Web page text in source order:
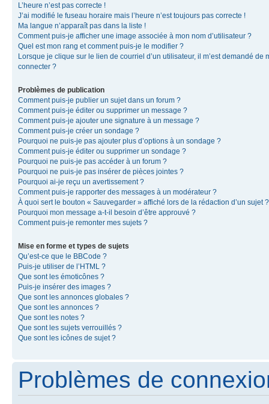
L’heure n’est pas correcte !
J’ai modifié le fuseau horaire mais l’heure n’est toujours pas correcte !
Ma langue n’apparaît pas dans la liste !
Comment puis-je afficher une image associée à mon nom d’utilisateur ?
Quel est mon rang et comment puis-je le modifier ?
Lorsque je clique sur le lien de courriel d’un utilisateur, il m’est demandé de
connecter ?
Problèmes de publication
Comment puis-je publier un sujet dans un forum ?
Comment puis-je éditer ou supprimer un message ?
Comment puis-je ajouter une signature à un message ?
Comment puis-je créer un sondage ?
Pourquoi ne puis-je pas ajouter plus d’options à un sondage ?
Comment puis-je éditer ou supprimer un sondage ?
Pourquoi ne puis-je pas accéder à un forum ?
Pourquoi ne puis-je pas insérer de pièces jointes ?
Pourquoi ai-je reçu un avertissement ?
Comment puis-je rapporter des messages à un modérateur ?
À quoi sert le bouton « Sauvegarder » affiché lors de la rédaction d’un sujet ?
Pourquoi mon message a-t-il besoin d’être approuvé ?
Comment puis-je remonter mes sujets ?
Mise en forme et types de sujets
Qu’est-ce que le BBCode ?
Puis-je utiliser de l’HTML ?
Que sont les émoticônes ?
Puis-je insérer des images ?
Que sont les annonces globales ?
Que sont les annonces ?
Que sont les notes ?
Que sont les sujets verrouillés ?
Que sont les icônes de sujet ?
Problèmes de